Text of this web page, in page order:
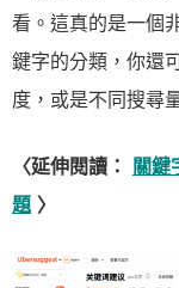
看。這真的是一個
鍵字的分類，你還
度，或是不同搜尋
〈延伸閱讀：
關鍵
題 〉